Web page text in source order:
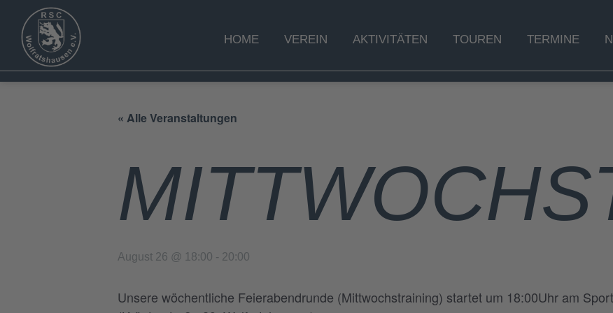
HOME VEREIN AKTIVITÄTEN TOUREN TERMINE
« Alle Veranstaltungen
August 26 @ 18:00 - 20:00
Unsere wöchentliche Feierabendrunde (Mittwochstraining) startet um 18:00Uhr am